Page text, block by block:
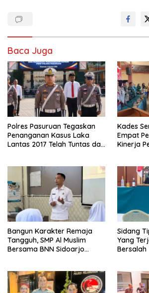
Baca Juga
Polres Pasuruan Tegaskan
Penanganan Kasus Laka
Lantas 2017 Telah Tuntas dan
Kades
Empat
Kinerja
Bangun Karakter Remaja
Tangguh, SMP Al Muslim
Bersama BNN Sidoarjo
Sidang
Yang
Bersalah